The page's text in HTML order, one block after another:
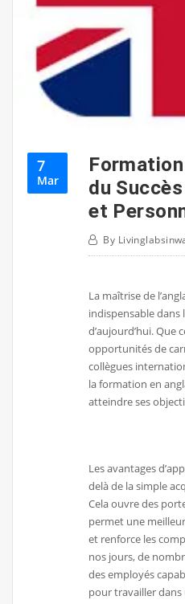
7
Mar
du
et
By
La maîtrise de
indispensable
d’aujourd’hui. Que
opportunités de
collègues
la formation en
atteindre ses
Les avantages
delà de la simple
Cela ouvre des
permet une
et renforce les
nos jours, de
des employés
pour travailler